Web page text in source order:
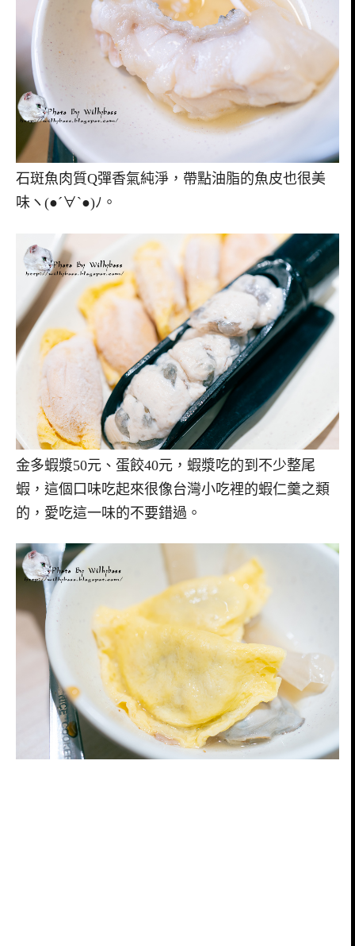
石斑魚肉質Q彈香氣純淨，帶點油脂的魚皮也很美
味ヽ(●´∀`●)ﾉ。
金多蝦漿50元、蛋餃40元，蝦漿吃的到不少整尾
蝦，這個口味吃起來很像台灣小吃裡的蝦仁羹之類
的，愛吃這一味的不要錯過。